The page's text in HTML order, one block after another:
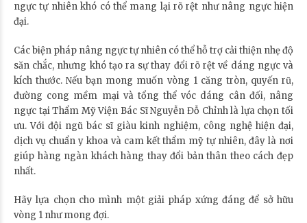
ngực tự nhiên khó có thể mang lại rõ rệt như nâng ngực hiện
đại.
Các biện pháp nâng ngực tự nhiên có thể hỗ trợ cải thiện nhẹ độ
săn chắc, nhưng khó tạo ra sự thay đổi rõ rệt về dáng ngực và
kích thước. Nếu bạn mong muốn vòng 1 căng tròn, quyến rũ,
đường cong mềm mại và tổng thể vóc dáng cân đối, nâng
ngực tại Thẩm Mỹ Viện Bác Sĩ Nguyễn Đỗ Chỉnh là lựa chọn tối
ưu. Với đội ngũ bác sĩ giàu kinh nghiệm, công nghệ hiện đại,
dịch vụ chuẩn y khoa và cam kết thẩm mỹ tự nhiên, đây là nơi
giúp hàng ngàn khách hàng thay đổi bản thân theo cách đẹp
nhất.
Hãy lựa chọn cho mình một giải pháp xứng đáng để sở hữu
vòng 1 như mong đợi.